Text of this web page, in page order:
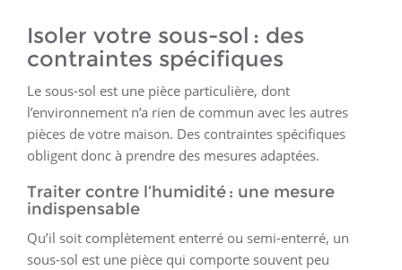
Isoler votre sous-sol : des
contraintes spécifiques
Le sous-sol est une pièce particulière, dont
l’environnement n’a rien de commun avec les autres
pièces de votre maison. Des contraintes spécifiques
obligent donc à prendre des mesures adaptées.
Traiter contre l’humidité : une mesure
indispensable
Qu’il soit complètement enterré ou semi-enterré, un
sous-sol est une pièce qui comporte souvent peu